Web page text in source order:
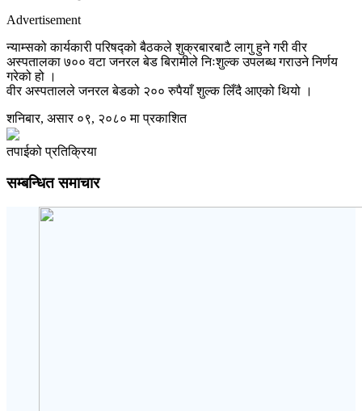
Advertisement
न्याम्सको कार्यकारी परिषद्को बैठकले शुक्रबारबाटै लागु हुने गरी वीर
अस्पतालका ७०० वटा जनरल बेड बिरामीले निःशुल्क उपलब्ध गराउने निर्णय
गरेको हो ।
वीर अस्पतालले जनरल बेडको २०० रुपैयाँ शुल्क लिँदै आएको थियो ।
शनिबार, असार ०९, २०८० मा प्रकाशित
तपाईको प्रतिक्रिया
सम्बन्धित समाचार